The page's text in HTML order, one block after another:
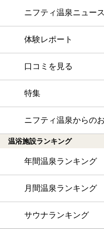
ニフティ温泉ニュース
体験レポート
口コミを見る
特集
ニフティ温泉からの
温浴施設ランキング
年間温泉ランキング
月間温泉ランキング
サウナランキング